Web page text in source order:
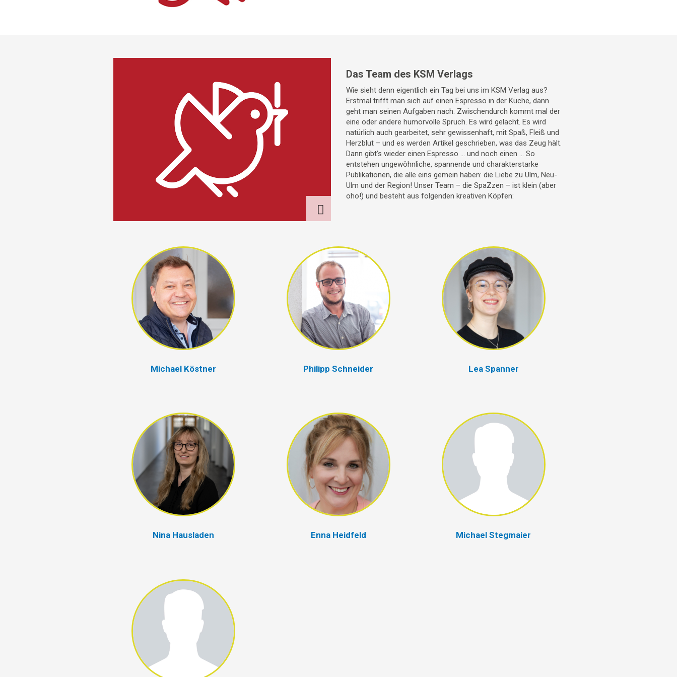
Das Team des KSM Verlags
Wie sieht denn eigentlich ein Tag bei uns im KSM Verlag aus?
Erstmal trifft man sich auf einen Espresso in der Küche, dann
geht man seinen Aufgaben nach. Zwischendurch kommt mal der
eine oder andere humorvolle Spruch. Es wird gelacht. Es wird
natürlich auch gearbeitet, sehr gewissenhaft, mit Spaß, Fleiß und
Herzblut – und es werden Artikel geschrieben, was das Zeug hält.
Dann gibt’s wieder einen Espresso ... und noch einen ... So
entstehen ungewöhnliche, spannende und charakterstarke
Publikationen, die alle eins gemein haben: die Liebe zu Ulm, Neu-
Ulm und der Region! Unser Team – die SpaZzen – ist klein (aber
oho!) und besteht aus folgenden kreativen Köpfen:
Michael Köstner Philipp Schneider Lea Spanner
Nina Hausladen Enna Heidfeld Michael Stegmaier